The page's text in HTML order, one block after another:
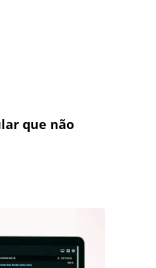
que não